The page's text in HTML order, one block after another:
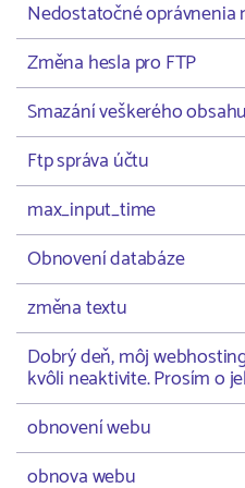
Nedostatočné oprávnenia
Změna hesla pro FTP
Smazání veškerého
Ftp správa účtu
max_input_time
Obnovení databáze
změna textu
Dobrý deň, môj
kvôli neaktivite. Prosím o
obnovení webu
obnova webu